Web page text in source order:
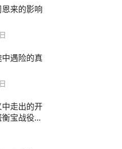
来的影响
遇险的真
走出的开
宝战役指